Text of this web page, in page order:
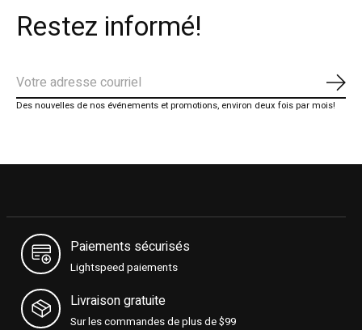
Restez informé!
Des nouvelles de nos événements et promotions, environ deux fois par mois!
Paiements sécurisés
Lightspeed paiements
Livraison gratuite
Sur les commandes de plus de $99